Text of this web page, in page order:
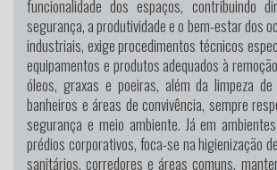
funcionalidade dos espaços, contribuindo
segurança, a produtividade e o bem-estar dos
industriais, exige procedimentos técnicos
equipamentos e produtos adequados à
óleos, graxas e poeiras, além da limpeza
banheiros e áreas de convivência, sempre
segurança e meio ambiente. Já em
prédios corporativos, foca-se na higienização
sanitários, corredores e áreas comuns,